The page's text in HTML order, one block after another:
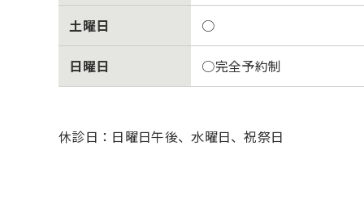
土曜日 ○
日曜日 ○完全予約制
休診日：日曜日午後、水曜日、祝祭日